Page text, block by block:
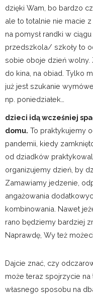
dzięki Wam, bo bardzo
ale to totalnie nie macie
na pomysł randki w
przedszkola/ szkoły to
sobie oboje dzień wolny.
do kina, na obiad. Tylko
już jest szukanie
np. poniedziałek…
dzieci idą wcześniej
domu. To praktykujemy
pandemii, kiedy
od dziadków
organizujemy dzień, by
Zamawiamy jedzenie,
angażowania
kombinowania. Nawet
rano będziemy bardziej
Naprawdę, Wy też
Dajcie znać, czy
może teraz spojrzycie na
własnego sposobu na